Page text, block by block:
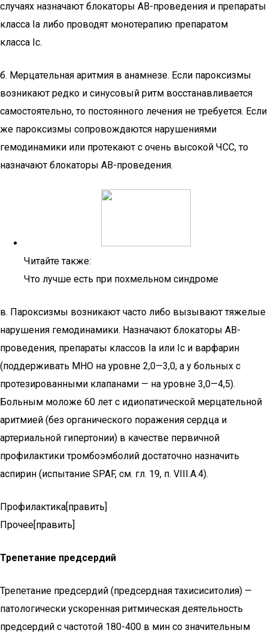
случаях назначают блокаторы АВ-проведения и препараты
класса Ia либо проводят монотерапию препаратом
класса Ic.
б. Мерцательная аритмия в анамнезе. Если пароксизмы
возникают редко и синусовый ритм восстанавливается
самостоятельно, то постоянного лечения не требуется. Если
же пароксизмы сопровождаются нарушениями
гемодинамики или протекают с очень высокой ЧСС, то
назначают блокаторы АВ-проведения.
Читайте также:
Что лучше есть при похмельном синдроме
в. Пароксизмы возникают часто либо вызывают тяжелые
нарушения гемодинамики. Назначают блокаторы АВ-
проведения, препараты классов Ia или Ic и варфарин
(поддерживать МНО на уровне 2,0—3,0, а у больных с
протезированными клапанами — на уровне 3,0—4,5).
Больным моложе 60 лет с идиопатической мерцательной
аритмией (без органического поражения сердца и
артериальной гипертонии) в качестве первичной
профилактики тромбоэмболий достаточно назначить
аспирин (испытание SPAF, см. гл. 19, п. VIII.А.4).
Профилактика[править]
Прочее[править]
Трепетание предсердий
Трепетание предсердий (предсердная тахисиситолия) —
патологически ускоренная ритмическая деятельность
предсердий с частотой 180-400 в мин со значительным